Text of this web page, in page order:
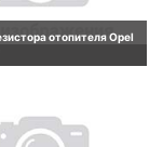
отопителя Opel